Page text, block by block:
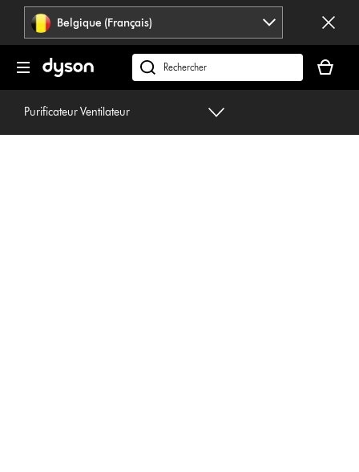
Sauter
pages
Belgique (Français)
Rechercher
des
panier
est
Purificateur Ventilateur